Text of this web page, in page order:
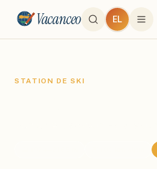
Vacanceo EL
STATION DE SKI